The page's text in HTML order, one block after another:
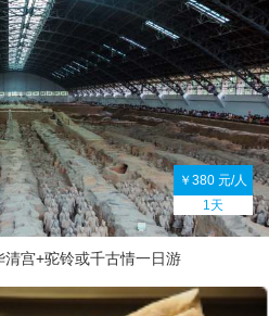
￥380 元/人
1天
清宫+驼铃或千古情一日游